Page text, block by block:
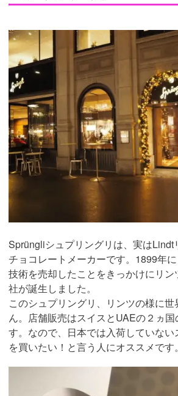
Sprüngliシュプリングリは、実はLindt
チョコレートメーカーです。1899年
技術を売却したことをきっかけにリン
社が誕生しました。
このシュプリングリ、リンツの様に
ん。店舗販売はスイスとUAEの２ヵ国
す。なので、日本では入荷していない
を買いたい！と言う人にオススメです。